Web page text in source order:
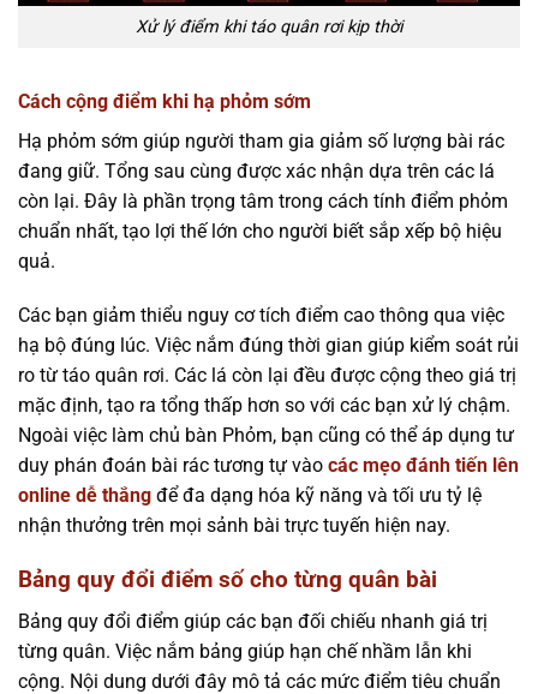
Xử lý điểm khi táo quân rơi kịp thời
Cách cộng điểm khi hạ phỏm sớm
Hạ phỏm sớm giúp người tham gia giảm số lượng bài rác
đang giữ. Tổng sau cùng được xác nhận dựa trên các lá
còn lại. Đây là phần trọng tâm trong cách tính điểm phỏm
chuẩn nhất, tạo lợi thế lớn cho người biết sắp xếp bộ hiệu
quả.
Các bạn giảm thiểu nguy cơ tích điểm cao thông qua việc
hạ bộ đúng lúc. Việc nắm đúng thời gian giúp kiểm soát rủi
ro từ táo quân rơi. Các lá còn lại đều được cộng theo giá trị
mặc định, tạo ra tổng thấp hơn so với các bạn xử lý chậm.
Ngoài việc làm chủ bàn Phỏm, bạn cũng có thể áp dụng tư
duy phán đoán bài rác tương tự vào các mẹo đánh tiến lên
online dễ thắng để đa dạng hóa kỹ năng và tối ưu tỷ lệ
nhận thưởng trên mọi sảnh bài trực tuyến hiện nay.
Bảng quy đổi điểm số cho từng quân bài
Bảng quy đổi điểm giúp các bạn đối chiếu nhanh giá trị
từng quân. Việc nắm bảng giúp hạn chế nhầm lẫn khi
cộng. Nội dung dưới đây mô tả các mức điểm tiêu chuẩn